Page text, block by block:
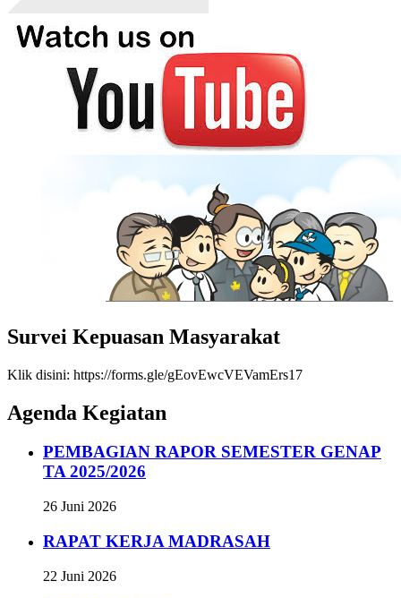
Survei Kepuasan Masyarakat
Klik disini: https://forms.gle/gEovEwcVEVamErs17
Agenda Kegiatan
PEMBAGIAN RAPOR SEMESTER GENAP
TA 2025/2026
26 Juni 2026
RAPAT KERJA MADRASAH
22 Juni 2026